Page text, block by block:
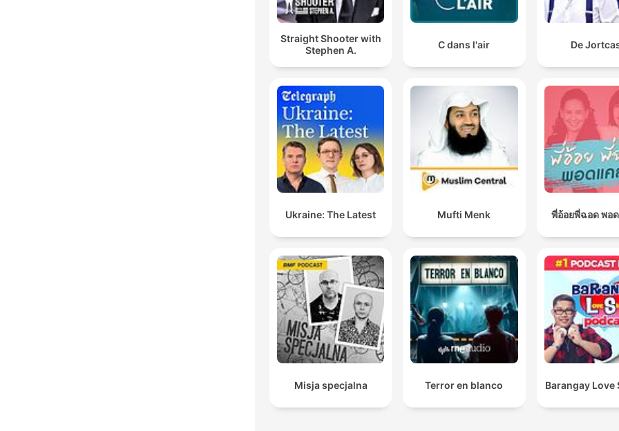
Straight Shooter with
Stephen A.
C dans l'air De
Ukraine: The Latest Mufti Menk พี่อ้อยพี่ฉอด พอ
Misja specjalna Terror en blanco Barangay Love